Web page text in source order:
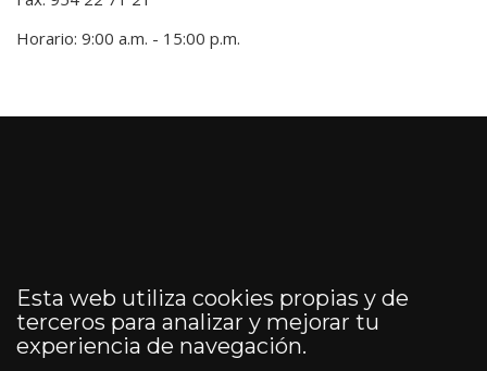
Horario: 9:00 a.m. - 15:00 p.m.
Esta web utiliza cookies propias y de
terceros para analizar y mejorar tu
experiencia de navegación.